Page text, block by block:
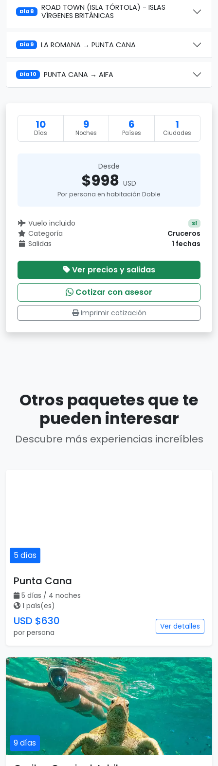
Día 8
ROAD TOWN (ISLA TÓRTOLA) - ISLAS
VÍRGENES BRITÁNICAS
Día 9 LA ROMANA → PUNTA CANA
Día 10 PUNTA CANA → AIFA
10
Días
9
Noches
6
Países
1
Ciudades
Desde
$998 USD
Por persona en habitación Doble
Vuelo incluido Sí
Categoría
Cruceros
Salidas
1 fechas
Ver precios y salidas
Cotizar con asesor
Imprimir cotización
Otros paquetes que te
pueden interesar
Descubre más experiencias increíbles
5 días
Punta Cana
5 días / 4 noches
1 país(es)
USD $630
por persona
Ver detalles
9 días